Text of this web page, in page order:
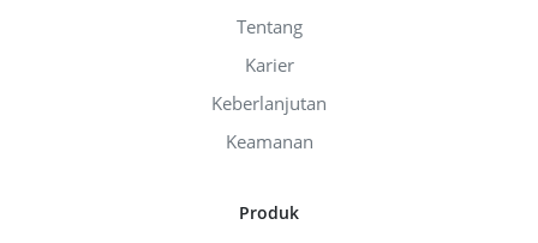
Tentang
Karier
Keberlanjutan
Keamanan
Produk